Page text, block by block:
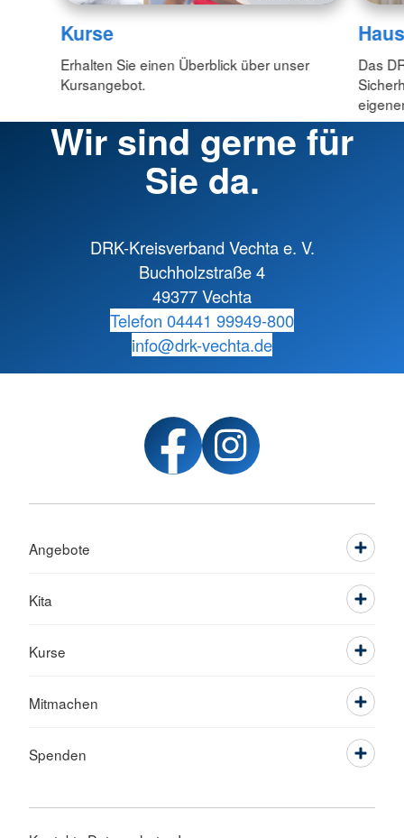
Kurse
Erhalten Sie einen Überblick über unser
Kursangebot.
Das
Wir sind gerne für
Sie da.
DRK-Kreisverband Vechta e. V.
Buchholzstraße 4
49377 Vechta
Telefon 04441 99949-800
info@drk-vechta.de
Angebote
Kita
Kurse
Mitmachen
Spenden